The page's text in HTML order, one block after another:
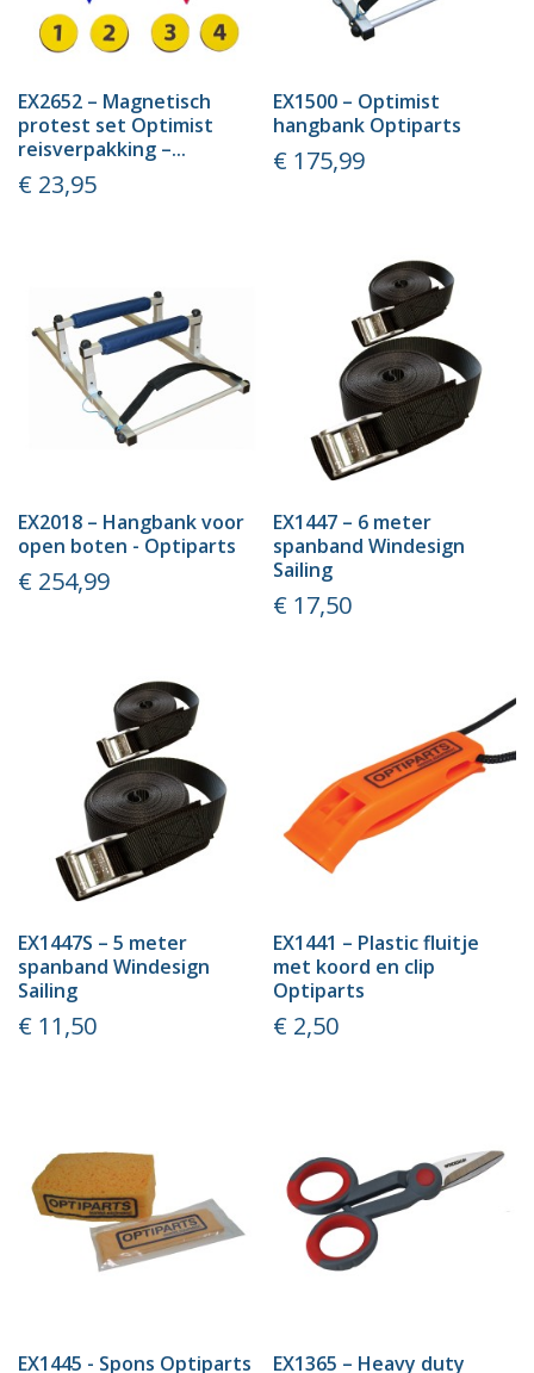
EX2652 – Magnetisch
protest set Optimist
reisverpakking –...
Prijs
€ 23,95
EX1500 – Optimist
hangbank Optiparts
Prijs
€ 175,99
EX2018 – Hangbank voor
open boten - Optiparts
Prijs
€ 254,99
EX1447 – 6 meter
spanband Windesign
Sailing
Prijs
€ 17,50
EX1447S – 5 meter
spanband Windesign
Sailing
Prijs
€ 11,50
EX1441 – Plastic fluitje
met koord en clip
Optiparts
Prijs
€ 2,50
EX1445 - Spons Optiparts
EX1365 – Heavy duty